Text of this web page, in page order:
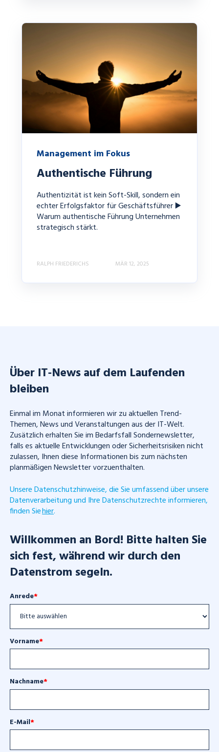
Management im Fokus
Authentische Führung
Authentizität ist kein Soft-Skill, sondern ein
echter Erfolgsfaktor für Geschäftsführer ▶️
Warum authentische Führung Unternehmen
strategisch stärkt.
RALPH FRIEDERICHS MÄR 12, 2025
Über IT-News auf dem Laufenden
bleiben
Einmal im Monat informieren wir zu aktuellen Trend-
Themen, News und Veranstaltungen aus der IT-Welt.
Zusätzlich erhalten Sie im Bedarfsfall Sondernewsletter,
falls es aktuelle Entwicklungen oder Sicherheitsrisiken nicht
zulassen, Ihnen diese Informationen bis zum nächsten
planmäßigen Newsletter vorzuenthalten.
Unsere Datenschutzhinweise, die Sie umfassend über unsere
Datenverarbeitung und Ihre Datenschutzrechte informieren,
finden Siehier.
Willkommen an Bord! Bitte halten Sie
sich fest, während wir durch den
Datenstrom segeln.
Anrede*
Vorname*
Nachname*
E-Mail*